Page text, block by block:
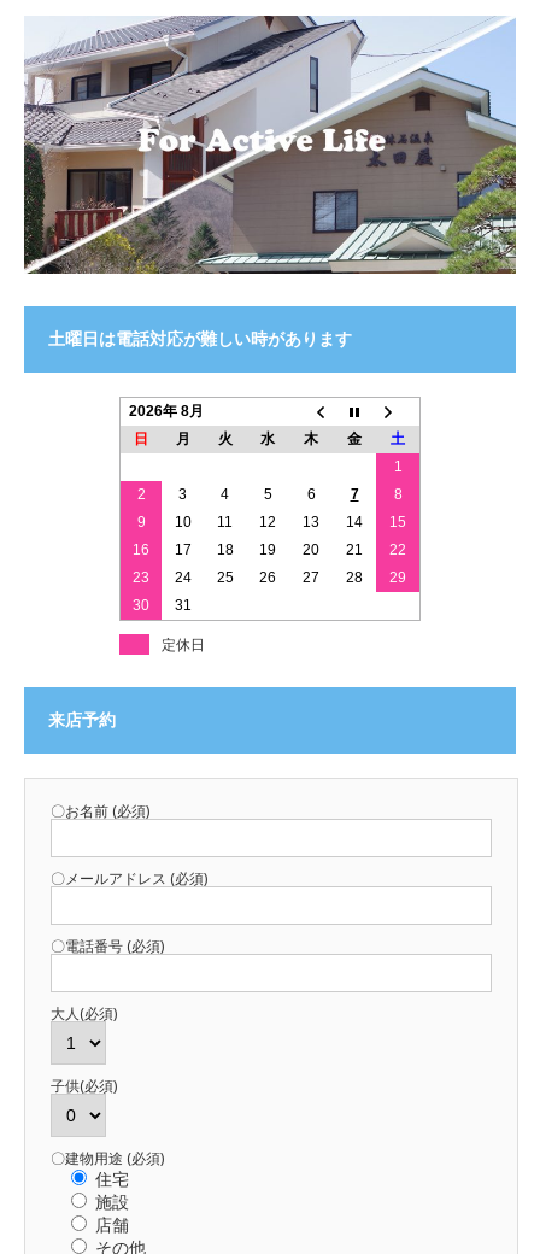
土曜日は電話対応が難しい時があります
2026年 8月
日
月 火 水 木 金
土
1
2
3 4 5 6 7
8
9
10 11 12 13 14
15
16
17 18 19 20 21
22
23
24 25 26 27 28
29
30
31
定休日
来店予約
〇お名前 (必須)
〇メールアドレス (必須)
〇電話番号 (必須)
大人(必須)
子供(必須)
〇建物用途 (必須)
住宅
施設
店舗
その他